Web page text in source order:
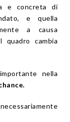
e concreta di
e quella
a causa
quadro cambia
nella